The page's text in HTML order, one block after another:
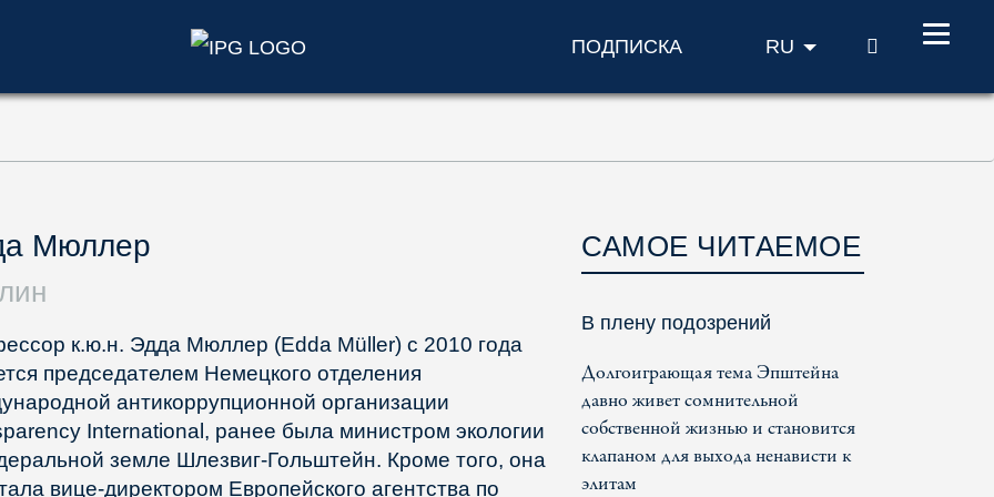
ПОДПИСКА RU ПОИСК
Мюллер
к.ю.н. Эдда Мюллер (Edda Müller) с 2010 года
председателем Немецкого отделения
антикоррупционной организации
International, ранее была министром экологии
земле Шлезвиг-Гольштейн. Кроме того, она
вице-директором Европейского агентства по
САМОЕ ЧИТАЕМОЕ
В плену подозрений
Долгоиграющая тема Эпштейна
давно живет сомнительной
собственной жизнью и становится
клапаном для выхода ненависти к
элитам